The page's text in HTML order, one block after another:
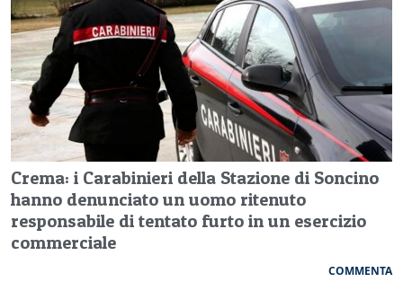
Crema: i Carabinieri della Stazione di Soncino
hanno denunciato un uomo ritenuto
responsabile di tentato furto in un esercizio
commerciale
COMMENTA